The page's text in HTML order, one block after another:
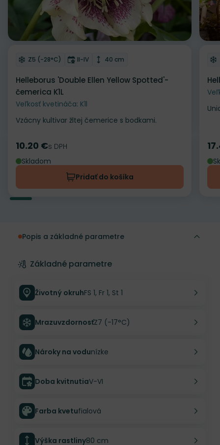
Odober do zoznamu želaní
Mrazuvzdornosť
Z5 (-28°C) Doba kvitnutia
II-IV Výška rastliny
40 cm
Helleborus 'Double Ellen Yellow Spotted'-
čemerica K1L
Veľkosť kvetináča: K1l
Vzácny kultivar žltej čemerice s bodkami.
Cena
10.20 €s DPH
Skladom
Pridať do košíka
Popis a základné parametre
Základné parametre
Životný okruhFS 1, Fr 1, St 1
MrazuvzdornosťZ7 (-17°C)
Nároky na vodunízke
Doba kvitnutiaV-VI
Farba kvetufialová
Výška rastliny80 cm